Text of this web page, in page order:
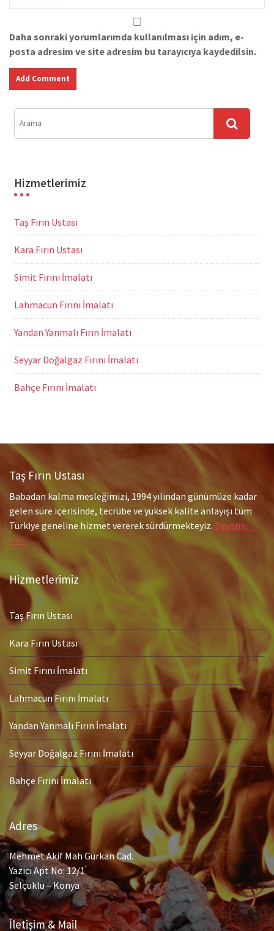
Daha sonraki yorumlarımda kullanılması için adım, e-
posta adresim ve site adresim bu tarayıcıya kaydedilsin.
Hizmetlerimiz
Taş Fırın Ustası
Kara Fırın Ustası
Simit Fırını İmalatı
Lahmacun Fırını İmalatı
Yandan Yanmalı Fırın İmalatı
Seyyar Doğalgaz Fırını İmalatı
Bahçe Fırını İmalatı
Taş Fırın Ustası
Babadan kalma mesleğimizi, 1994 yılından günümüze kadar
gelen süre içerisinde, tecrübe ve yüksek kalite anlayışı tüm
Türkiye geneline hizmet vererek sürdürmekteyiz. Devamı…
>>>
Hizmetlerimiz
Taş Fırın Ustası
Kara Fırın Ustası
Simit Fırını İmalatı
Lahmacun Fırını İmalatı
Yandan Yanmalı Fırın İmalatı
Seyyar Doğalgaz Fırını İmalatı
Bahçe Fırını İmalatı
Adres
Mehmet Akif Mah Gürkan Cad.
Yazıcı Apt No: 12/1
Selçuklu – Konya
İletişim & Mail